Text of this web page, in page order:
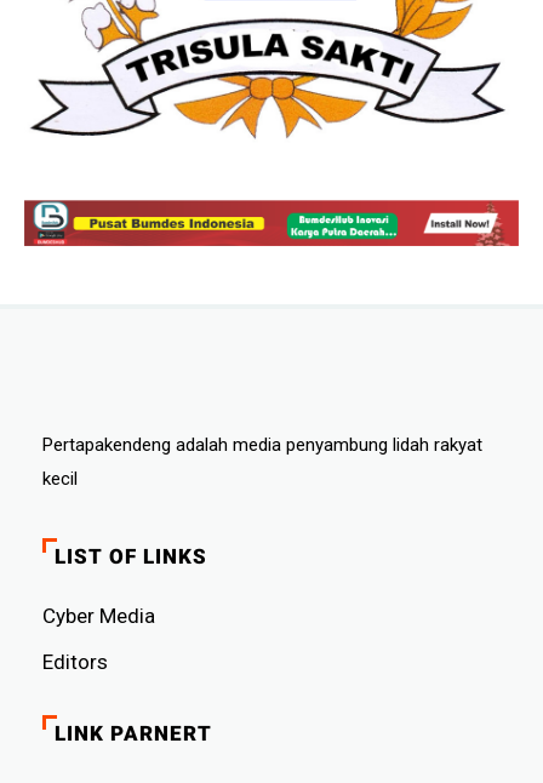
Pertapakendeng adalah media penyambung lidah rakyat
kecil
LIST OF LINKS
Cyber ​​Media
Editors
LINK PARNERT